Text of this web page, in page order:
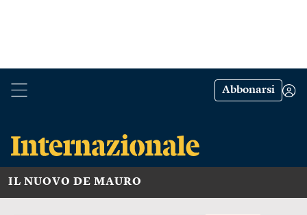
Abbonarsi
IL NUOVO DE MAURO